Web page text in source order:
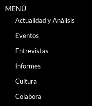
MENÚ
Actualidad y Análisis
Eventos
Entrevistas
Informes
Cultura
Colabora